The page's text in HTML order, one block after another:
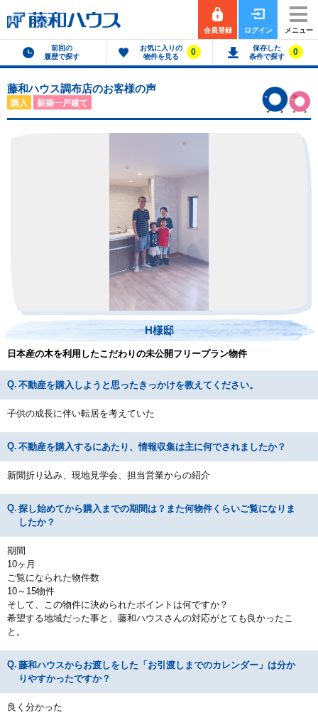
会員登録 ログイン メニュー
前回の
履歴で探す
お気に入りの
物件を見る
0
保存した
条件で探す
0
藤和ハウス調布店のお客様の声
購入 新築一戸建て
H様邸
日本産の木を利用したこだわりの未公開フリープラン物件
不動産を購入しようと思ったきっかけを教えてください。
子供の成長に伴い転居を考えていた
不動産を購入するにあたり、情報収集は主に何でされましたか？
新聞折り込み、現地見学会、担当営業からの紹介
探し始めてから購入までの期間は？また何物件くらいご覧になりま
したか？
期間
10ヶ月
ご覧になられた物件数
10～15物件
そして、この物件に決められたポイントは何ですか？
希望する地域だった事と、藤和ハウスさんの対応がとても良かったこ
と。
藤和ハウスからお渡しをした「お引渡しまでのカレンダー」は分か
りやすかったですか？
良く分かった